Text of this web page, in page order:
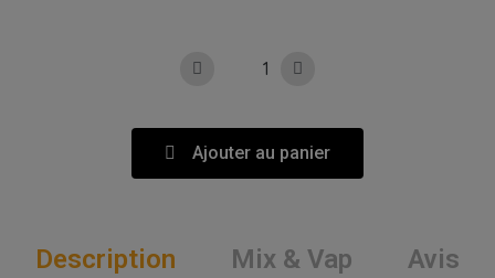
Ajouter au panier
Description Mix & Vap Avis